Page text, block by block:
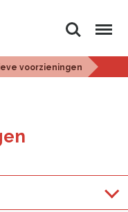
Zoeken Menu
voorzieningen